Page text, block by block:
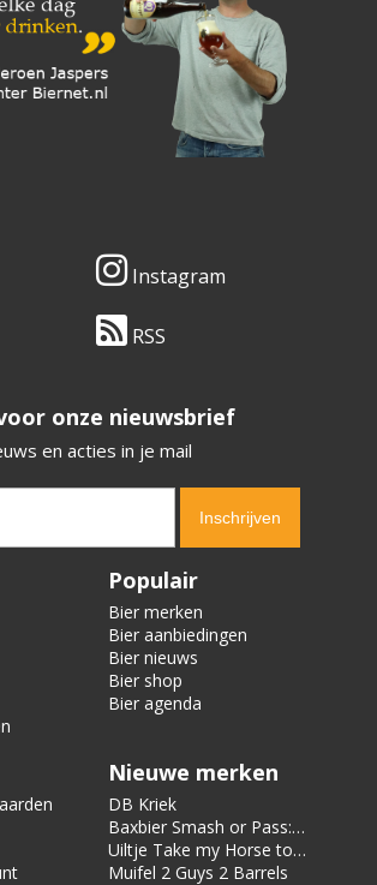
Instagram
RSS
onze nieuwsbrief
en acties in je mail
Populair
Bier merken
Bier aanbiedingen
Bier nieuws
Bier shop
Bier agenda
Nieuwe merken
DB Kriek
Baxbier Smash or Pass:
Strata
Uiltje Take my Horse to
the Hotel Room
Muifel 2 Guys 2 Barrels